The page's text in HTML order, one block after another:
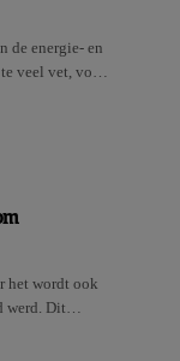
de energie- en
veel vet, vo…
het wordt ook
werd. Dit…